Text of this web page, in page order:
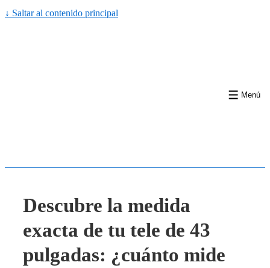
↓ Saltar al contenido principal
Menú
Descubre la medida
exacta de tu tele de 43
pulgadas: ¿cuánto mide